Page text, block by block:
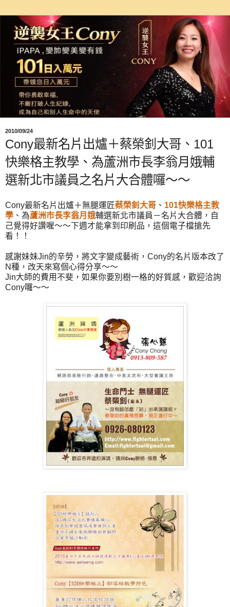
2010/09/24
Cony最新名片出爐＋蔡榮釗大哥、101
快樂格主教學、為蘆洲市長李翁月娥輔
選新北市議員之名片大合體囉～～
Cony最新名片出爐＋無腿運匠蔡榮釗大哥 、 101快樂格主教
學 、為蘆洲市長李翁月娥輔選新北市議員－名片大合體，自
己覺得好讚喔～～下週才能拿到印刷品，這個電子檔搶先
看！！
感謝妹妹Jin的辛勞，將文字變成藝術，Cony的名片版本改了
N種，改天來寫個心得分享～～
Jin大師的費用不斐，如果你要別樹一格的好質感，歡迎洽詢
Cony囉～～